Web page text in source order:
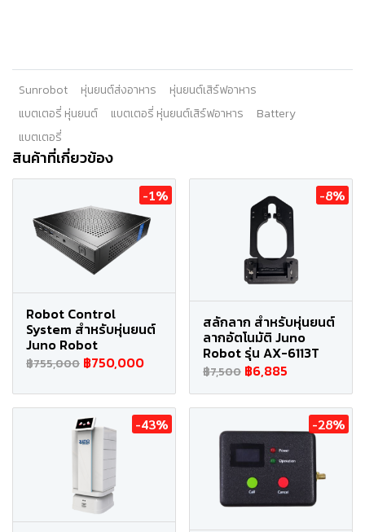
Sunrobot หุ่นยนต์ส่งอาหาร
หุ่นยนต์เสิร์ฟอาหาร
แบตเตอรี่ หุ่นยนต์
แบตเตอรี่ หุ่นยนต์เสิร์ฟอาหาร
Battery
แบตเตอรี่
สินค้าที่เกี่ยวข้อง
-1%
Robot Control
System สำหรับหุ่นยนต์
Juno Robot
฿755,000 ฿750,000
-8%
สลักลาก สำหรับหุ่นยนต์
ลากอัตโนมัติ Juno
Robot รุ่น AX-6113T
฿7,500 ฿6,885
-43% -28%